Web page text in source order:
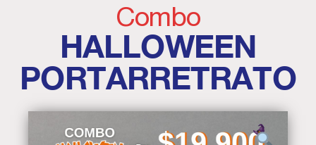
Combo
HALLOWEEN
PORTARRETRATO